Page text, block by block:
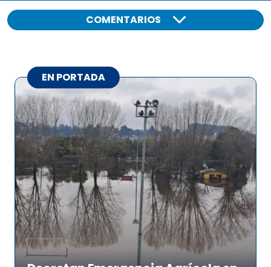
COMENTARIOS
EN PORTADA